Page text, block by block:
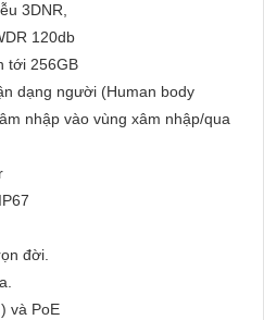
3DNR,
120db
tới 256GB
dạng người (Human body
nhập vào vùng xâm nhập/qua
đời.
và PoE